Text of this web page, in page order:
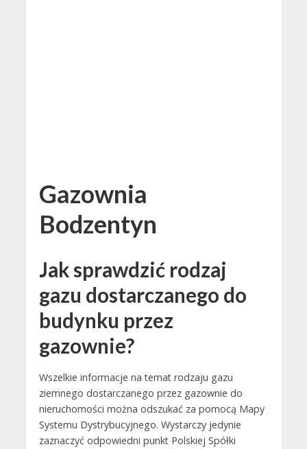
Gazownia
Bodzentyn
Jak sprawdzić rodzaj
gazu dostarczanego do
budynku przez
gazownie?
Wszelkie informacje na temat rodzaju gazu
ziemnego dostarczanego przez gazownie do
nieruchomości można odszukać za pomocą Mapy
Systemu Dystrybucyjnego. Wystarczy jedynie
zaznaczyć odpowiedni punkt Polskiej Spółki